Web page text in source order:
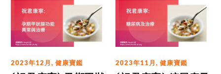
2023年12月,健康寶鑑 2023年11月,健康寶鑑